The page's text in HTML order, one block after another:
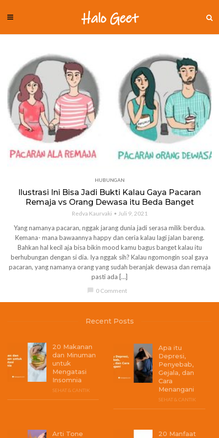
HUBUNGAN
Ilustrasi Ini Bisa Jadi Bukti Kalau Gaya Pacaran
Remaja vs Orang Dewasa itu Beda Banget
Redva Kaurvaki Juli 9, 2021
Yang namanya pacaran, nggak jarang dunia jadi serasa milik berdua.
Kemana- mana bawaannya happy dan ceria kalau lagi jalan bareng.
Bahkan hal kecil aja bisa bikin mood kamu bagus banget kalau itu
berhubungan dengan si dia. Iya nggak sih? Kalau ngomongin soal gaya
pacaran, yang namanya orang yang sudah beranjak dewasa dan remaja
pasti ada […]
chat_bubble 0 Comment
Recent Posts
20 Makanan
dan Minuman
untuk
Mengatasi
Insomnia
SEHAT & CANTIK
Apa itu
Depresi,
Penyebab,
Gejala, dan
Cara
Menangani
SEHAT & CANTIK
Arti Tone 20 Manfaat